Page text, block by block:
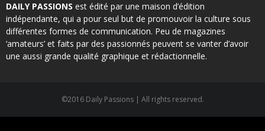
DAILY PASSIONS est édité par une maison d’édition
indépendante, qui a pour seul but de promouvoir la culture sous
différentes formes de communication. Peu de magazines
‘amateurs’ et faits par des passionnés peuvent se vanter d’avoir
une aussi grande qualité graphique et rédactionnelle.
©2016 Daily Passions | All rights reserved.